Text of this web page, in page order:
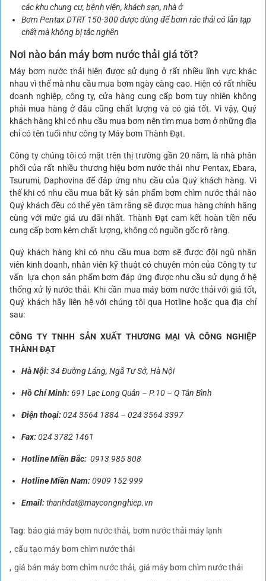
các khu chung cư, bệnh viện, khách sạn, nhà ở
Bơm Pentax DTRT 150-300 được dùng để bơm rác thải có lẫn tạp
chất mà không bị tắc nghẽn
Nơi nào bán máy bơm nước thải giá tốt?
Máy bơm nước thải hiện được sử dụng ở rất nhiều lĩnh vực khác
nhau vì thế mà nhu cầu mua bơm ngày càng cao. Hiện có rất nhiều
doanh nghiệp, công ty, cửa hàng cung cấp bơm tuy nhiên không
phải mua hàng ở đâu cũng chất lượng và có giá tốt. Vì vậy, Quý
khách hàng khi có nhu cầu mua bơm nên tìm mua bơm ở những địa
chỉ có tên tuổi như công ty Máy bơm Thành Đạt.
Công ty chúng tôi có mặt trên thị trường gần 20 năm, là nhà phân
phối của rất nhiều thương hiệu bơm nước thải như Pentax, Ebara,
Tsurumi, Daphovina để đáp ứng nhu cầu của Quý khách hàng. Vì
thế khi có nhu cầu mua bất kỳ sản phẩm bơm chìm nước thải nào
Quý khách đều có thể yên tâm rằng sẽ được mua hàng chính hãng
cùng với mức giá ưu đãi nhất. Thành Đạt cam kết hoàn tiền nếu
cung cấp bơm kém chất lượng, không có nguồn gốc rõ ràng.
Quý khách hàng khi có nhu cầu mua bơm sẽ được đội ngũ nhân
viên kinh doanh, nhân viên kỹ thuật có chuyên môn của Công ty tư
vấn lựa chọn sản phẩm bơm đáp ứng được nhu cầu sử dụng ở hệ
thống xử lý nước thải. Khi cần mua máy bơm nước thải với giá tốt,
Quý khách hãy liên hệ với chúng tôi qua Hotline hoặc qua địa chỉ
sau:
CÔNG TY TNHH SẢN XUẤT THƯƠNG MẠI VÀ CÔNG NGHIỆP
THÀNH ĐẠT
Hà Nội:34 Đường Láng, Ngã Tư Sở, Hà Nội
Hồ Chí Minh:691 Lạc Long Quân – P.10 – Q Tân Bình
Điện thoại:024 3564 1884 – 024 3564 3397
Fax:024 3782 1461
Hotline Miền Bắc: 0913 985 808
Hotline Miền Nam:0909 152 999
Email:thanhdat@maycongnghiep.vn
Tag: báo giá máy bơm nước thải
bơm nước thải máy lạnh
cấu tạo máy bơm chìm nước thải
giá bán máy bơm chìm nước thải giá máy bơm chìm nước thải